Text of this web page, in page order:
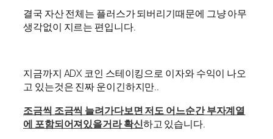
결국 자산 전체는 플러스가 되버리기때문에 그냥 아무
생각없이 지르는 편입니다.
지금까지 ADX 코인 스테이킹으로 이자와 수익이 나오
고 있는것은 진짜 운이긴하지만..
조금씩 조금씩 늘려가다보면 저도 어느순간 부자계열
에 포함되어져있을거라 확신하고 있습니다.